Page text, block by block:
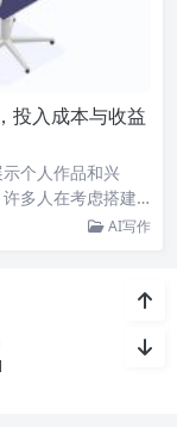
投入成本与收益
个人作品和兴
多人在考虑搭建…
AI写作